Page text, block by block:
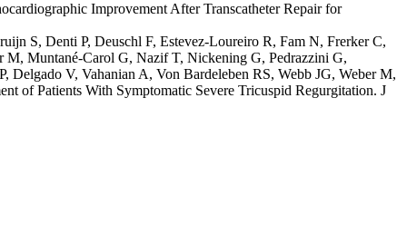
Improvement After Transcatheter Repair for
S, Denti P, Deuschl F, Estevez-Loureiro R, Fam N, Frerker C,
Muntané-Carol G, Nazif T, Nickening G, Pedrazzini G,
V, Vahanian A, Von Bardeleben RS, Webb JG, Weber M,
of Patients With Symptomatic Severe Tricuspid Regurgitation. J